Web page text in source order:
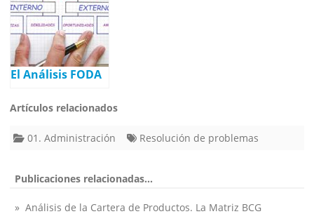
El Análisis FODA
Artículos relacionados
01. Administración Resolución de problemas
Publicaciones relacionadas...
» Análisis de la Cartera de Productos. La Matriz BCG